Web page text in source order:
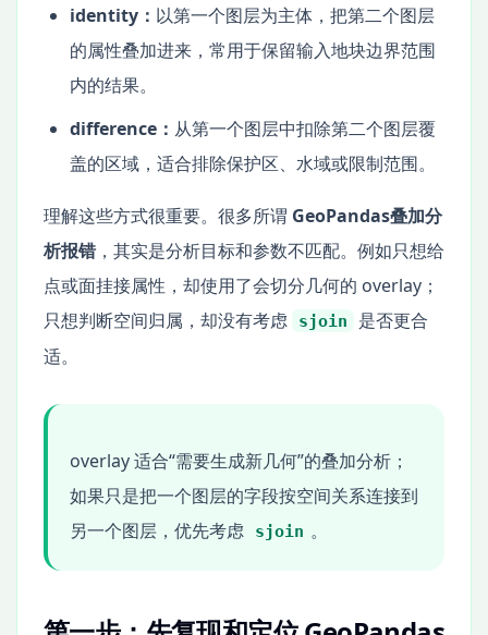
identity： 以第一个图层为主体，把第二个图层
的属性叠加进来，常用于保留输入地块边界范围
内的结果。
difference： 从第一个图层中扣除第二个图层覆
盖的区域，适合排除保护区、水域或限制范围。
理解这些方式很重要。很多所谓 GeoPandas叠加分
析报错 ，其实是分析目标和参数不匹配。例如只想给
点或面挂接属性，却使用了会切分几何的 overlay；
只想判断空间归属，却没有考虑
sjoin
是否更合
适。
overlay 适合“需要生成新几何”的叠加分析；
如果只是把一个图层的字段按空间关系连接到
另一个图层，优先考虑
sjoin 。